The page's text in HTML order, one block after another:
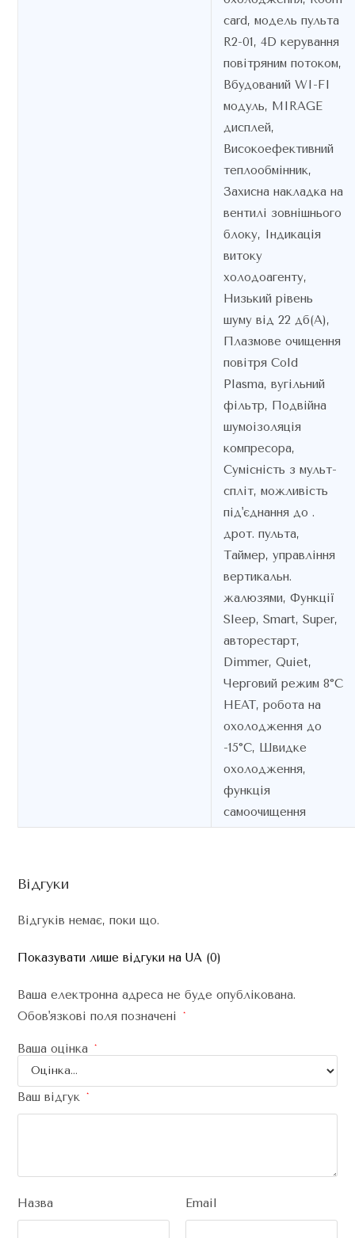
card, модель пульта
R2-01, 4D керування
повітряним потоком,
Вбудований WI-FI
модуль, MIRAGE
дисплей,
Високоефективний
теплообмінник,
Захисна накладка на
вентилі зовнішнього
блоку, Індикація
витоку
холодоагенту,
Низький рівень
шуму від 22 дб(А),
Плазмове очищення
повітря Cold
Plasma, вугільний
фільтр, Подвійна
шумоізоляція
компресора,
Сумісність з мульт-
спліт, можливість
під'єднання до .
дрот. пульта,
Таймер, управління
вертикальн.
жалюзями, Функції
Sleep, Smart, Super,
авторестарт,
Dimmer, Quiet,
Черговий режим 8°C
HEAT, робота на
охолодження до
-15°C, Швидке
охолодження,
функція
самоочищення
Відгуки
Відгуків немає, поки що.
Показувати лише відгуки на UA (0)
Ваша електронна адреса не буде опублікована.
Обов'язкові поля позначені
*
Ваша оцінка *
Ваш відгук *
Назва Email